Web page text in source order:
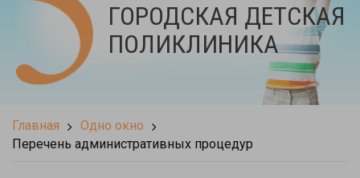
ГОРОДСКАЯ ДЕТСКАЯ
ПОЛИКЛИНИКА
Главная
Одно окно
Перечень административных процедур